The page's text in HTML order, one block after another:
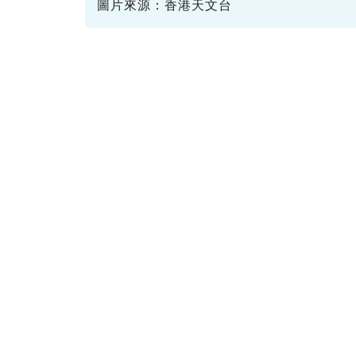
圖片來源：香港天文台